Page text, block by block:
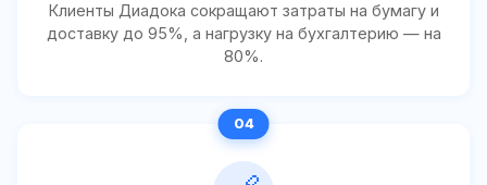
Клиенты Диадока сокращают затраты на бумагу и
доставку до 95%, а нагрузку на бухгалтерию — на
80%.